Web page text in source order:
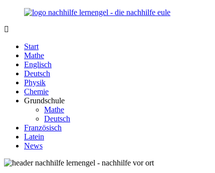
Zurück
Inhalt
Lernengel.de
Nachhilfe-
Eule
berät
zum
Thema
Nachhilfe
Lernen
wieder
Spaß
Start
Mathe
Englisch
Deutsch
Physik
Chemie
Grundschule
Mathe
Deutsch
Französisch
Latein
News